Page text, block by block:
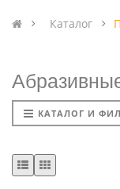
Каталог
КАТАЛОГ И